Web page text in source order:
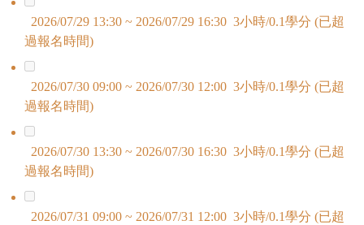
2026/07/29 13:30 ~ 2026/07/29 16:30 3小時/0.1學分 (已超
過報名時間)
2026/07/30 09:00 ~ 2026/07/30 12:00 3小時/0.1學分 (已超
過報名時間)
2026/07/30 13:30 ~ 2026/07/30 16:30 3小時/0.1學分 (已超
過報名時間)
2026/07/31 09:00 ~ 2026/07/31 12:00 3小時/0.1學分 (已超